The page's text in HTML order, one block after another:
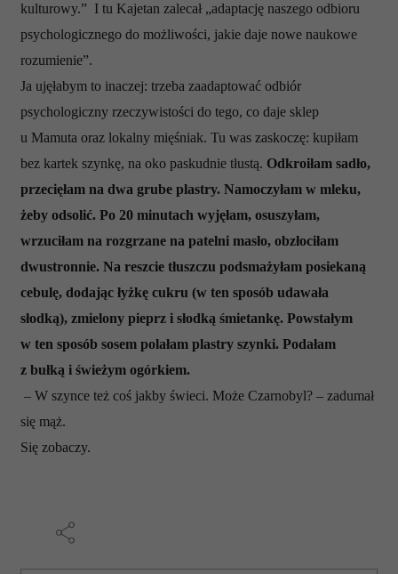
otrzymanymi od Ciebie lub uzyskanymi podczas
korzystania z ich usług.
kulturowy.” I tu Kajetan zalecał „adaptację naszego odbioru
psychologicznego do możliwości, jakie daje nowe naukowe
rozumienie”.
Ja ujęłabym to inaczej: trzeba zaadaptować odbiór
psychologiczny rzeczywistości do tego, co daje sklep
u Mamuta oraz lokalny mięśniak. Tu was zaskoczę: kupiłam
bez kartek szynkę, na oko paskudnie tłustą. Odkroiłam sadło,
przecięłam na dwa grube plastry. Namoczyłam w mleku,
żeby odsolić. Po 20 minutach wyjęłam, osuszyłam,
wrzuciłam na rozgrzane na patelni masło, obzłociłam
dwustronnie. Na reszcie tłuszczu podsmażyłam posiekaną
cebulę, dodając łyżkę cukru (w ten sposób udawała
słodką), zmielony pieprz i słodką śmietankę. Powstałym
w ten sposób sosem polałam plastry szynki. Podałam
z bułką i świeżym ogórkiem.
– W szynce też coś jakby świeci. Może Czarnobyl? – zadumał
się mąż.
Się zobaczy.